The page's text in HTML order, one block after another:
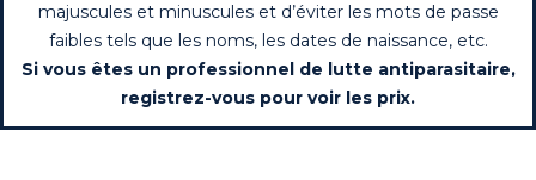
majuscules et minuscules et d’éviter les mots de passe
faibles tels que les noms, les dates de naissance, etc.
Si vous êtes un professionnel de lutte antiparasitaire,
registrez-vous pour voir les prix.